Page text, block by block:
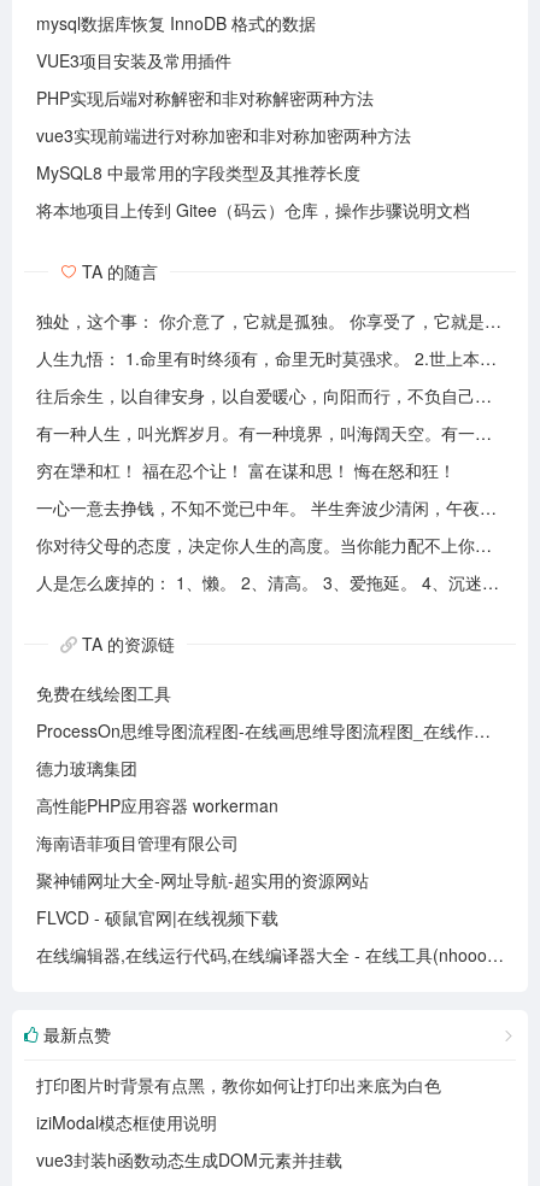
mysql数据库恢复 InnoDB 格式的数据
VUE3项目安装及常用插件
PHP实现后端对称解密和非对称解密两种方法
vue3实现前端进行对称加密和非对称加密两种方法
MySQL8 中最常用的字段类型及其推荐长度
将本地项目上传到 Gitee（码云）仓库，操作步骤说明文档
TA 的随言
独处，这个事： 你介意了，它就是孤独。 你享受了，它就是自由。
人生九悟： 1.命里有时终须有，命里无时莫强求。 2.世上本无事槦人自扰之。 3.睡前原谅一切，醒来不问过往。 4.平安健康是财富，无病无灾。 5.人心换人心，换不来就转身。 6.看破不说破，看透不说透。 7.得意时看淡，失意时看开。 8.知足常乐，一切随缘。 9.人生本过客，何须执着。
往后余生，以自律安身，以自爱暖心，向阳而行，不负自己，活成自己喜欢的模样！
有一种人生，叫光辉岁月。有一种境界，叫海阔天空。有一种心态，叫不可一世。 有一种亲情，叫真的爱你。有一种乡音，叫农民。 有一种爱情，叫喜欢你。 有一种路途，叫灰色轨迹。 有一种知己，叫情人。有一种情结，叫长城。 有一种和平，叫AMANI。 有一种行动，叫不再犹豫。 有一种父爱，叫大地。有一种孤独，叫冷雨夜。 有一种伤心，叫无尽空虚。 有一种无奈，叫岁月无声。有一种信仰，叫再见理想。有一种童真，叫月光光。有一种力量，叫冲开一切。有一种坚强，叫午夜怨曲。有一种感慨，叫谁伴我闯荡。 有一种坦然，叫无悔这一生。有一种思念，叫遥望。有一个歌手，叫黄家驹。 有一支乐队，叫BEYOND。三十多年，一晃而过！精神永留心间，致敬家驹！！
穷在犟和杠！ 福在忍个让！ 富在谋和思！ 悔在怒和狂！
一心一意去挣钱，不知不觉已中年。 半生奔波少清闲，午夜孤枕难入眠。 青山不老我不闲，一生忙碌为油盐。 风风雨雨几十载，转眼黄土埋胸前。 我笑青山颜不变，青山笑我已暮年。 如牛到老不得闲，得闲已与山共眠。 半生风雨半生寒，一杯浊酒敬流年。 回首过往半生路，七分酸楚三分甜。 岁月赠我两鬓霜，红尘赐我一身伤。 尝遍人间千般苦，颜衰依旧笑夕阳。
你对待父母的态度，决定你人生的高度。当你能力配不上你的欲望的时候，要学会控制欲望，并对自己的能力有认知、对自己的消费有规划、对自己的欲望有克制。
人是怎么废掉的： 1、懒。 2、清高。 3、爱拖延。 4、沉迷美色。 5、没有自控力。 6、不思考不学习。 7、安慰式自我欺骗。 8、胆小如鼠不敢打拼。 9、不懂示弱找别人帮助。 10、满脑子都是鸡毛蒜皮，忽略重大事情的选择。
TA 的资源链
免费在线绘图工具
ProcessOn思维导图流程图-在线画思维导图流程图_在线作图实时协作
德力玻璃集团
高性能PHP应用容器 workerman
海南语菲项目管理有限公司
聚神铺网址大全-网址导航-超实用的资源网站
FLVCD - 硕鼠官网|在线视频下载
在线编辑器,在线运行代码,在线编译器大全 - 在线工具(nhooo.com)
最新点赞
打印图片时背景有点黑，教你如何让打印出来底为白色
iziModal模态框使用说明
vue3封装h函数动态生成DOM元素并挂载